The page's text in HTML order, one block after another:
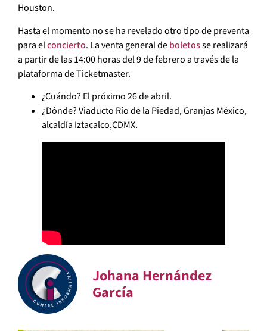
Houston.
Hasta el momento no se ha revelado otro tipo de preventa
para elconcierto. La venta general deboletosse realizará
a partir de las 14:00 horas del 9 de febrero a través de la
plataforma de Ticketmaster.
¿Cuándo? El próximo 26 de abril.
¿Dónde? Viaducto Río de la Piedad, Granjas México,
alcaldía Iztacalco,CDMX.
Johana Hernández
García